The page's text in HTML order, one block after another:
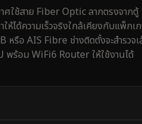
ศใช้สาย Fiber Optic ลากตรงจากตู้
ได้ความเร็วจริงใกล้เคียงกับแพ็กเ
หรือ AIS Fibre ช่างติดตั้งจะสำรวจ
พร้อม WiFi6 Router ให้ใช้งานได้